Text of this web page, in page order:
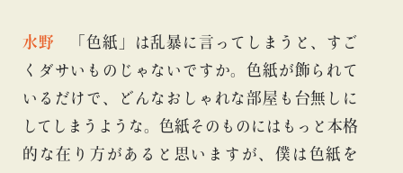
水野
「色紙」は乱暴に言ってしまうと、すご
くダサいものじゃないですか。色紙が飾られて
いるだけで、どんなおしゃれな部屋も台無しに
してしまうような。色紙そのものにはもっと本格
的な在り方があると思いますが、僕は色紙を